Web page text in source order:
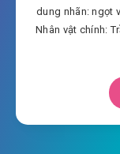
dung nhãn: ngọt
Nhân vật chính: